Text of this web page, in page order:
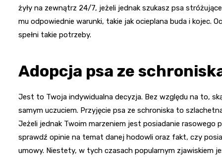
żyły na zewnątrz 24/7, jeżeli jednak szukasz psa
mu odpowiednie warunki, takie jak ocieplana buda i kojec.
spełni takie potrzeby.
Adopcja psa ze
Jest to Twoja indywidualna decyzja. Bez względu na to,
samym uczuciem. Przyjęcie psa ze schroniska to
Jeżeli jednak Twoim marzeniem jest posiadanie
sprawdź opinie na temat danej hodowli oraz fakt, czy
umowy. Niestety, w tych czasach popularnym zjawiskiem